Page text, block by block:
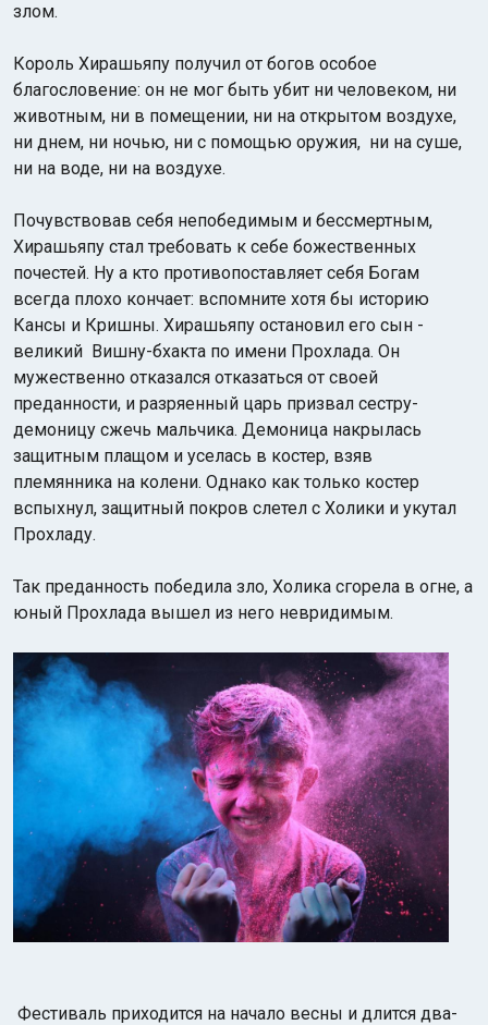
злом.
Король Хирашьяпу получил от богов особое
благословение: он не мог быть убит ни человеком, ни
животным, ни в помещении, ни на открытом воздухе,
ни днем, ни ночью, ни с помощью оружия, ни на суше,
ни на воде, ни на воздухе.
Почувствовав себя непобедимым и бессмертным,
Хирашьяпу стал требовать к себе божественных
почестей. Ну а кто противопоставляет себя Богам
всегда плохо кончает: вспомните хотя бы историю
Кансы и Кришны. Хирашьяпу остановил его сын -
великий Вишну-бхакта по имени Прохлада. Он
мужественно отказался отказаться от своей
преданности, и разряенный царь призвал сестру-
демоницу сжечь мальчика. Демоница накрылась
защитным плащом и уселась в костер, взяв
племянника на колени. Однако как только костер
вспыхнул, защитный покров слетел с Холики и укутал
Прохладу.
Так преданность победила зло, Холика сгорела в огне, а
юный Прохлада вышел из него невридимым.
Фестиваль приходится на начало весны и длится два-